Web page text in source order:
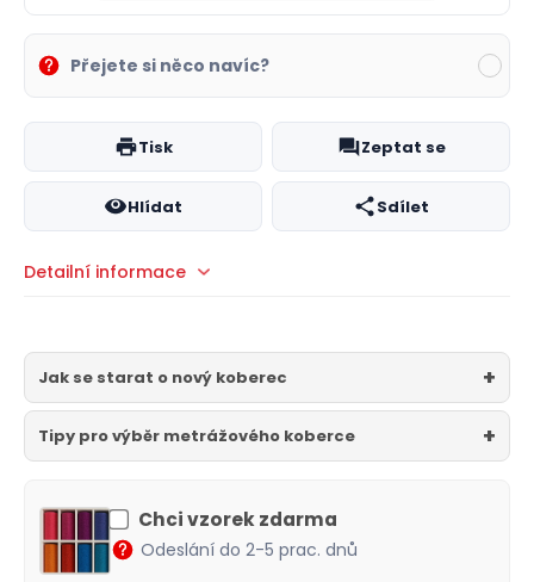
Přejete si něco navíc?
Tisk Zeptat se
Hlídat Sdílet
Detailní informace
Jak se starat o nový koberec
Tipy pro výběr metrážového koberce
Chci vzorek zdarma
Odeslání do 2-5 prac. dnů